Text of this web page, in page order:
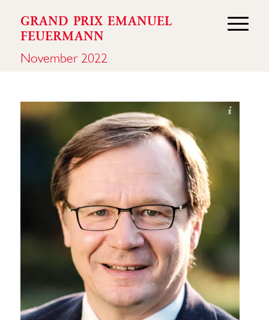
GRAND PRIX EMANUEL
FEUERMANN
November 2022
Andreas Malkmus